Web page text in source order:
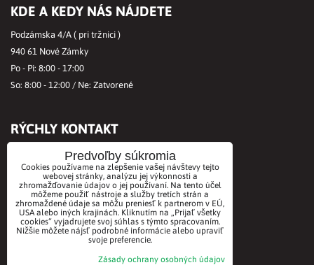
KDE A KEDY NÁS NÁJDETE
Podzámska 4/A ( pri tržnici )
940 61 Nové Zámky
Po - Pi: 8:00 - 17:00
So: 8:00 - 12:00 / Ne: Zatvorené
RÝCHLY KONTAKT
+421356421513
Mobil:+421901712584
Email:office@biovitae.sk
AKCEPTUJEME PLATBY KARTOU
Predvoľby súkromia
Cookies používame na zlepšenie vašej návštevy tejto
webovej stránky, analýzu jej výkonnosti a
zhromažďovanie údajov o jej používaní. Na tento účel
môžeme použiť nástroje a služby tretích strán a
zhromaždené údaje sa môžu preniesť k partnerom v EÚ,
USA alebo iných krajinách. Kliknutím na „Prijať všetky
cookies“ vyjadrujete svoj súhlas s týmto spracovaním.
Nižšie môžete nájsť podrobné informácie alebo upraviť
svoje preferencie.
Zásady ochrany osobných údajov